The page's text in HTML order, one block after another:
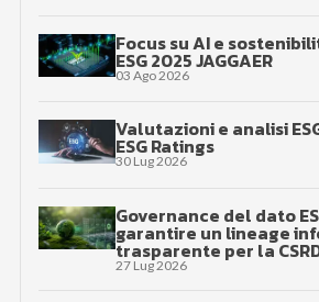
Focus su AI e
ESG 2025 JAGGAER
03 Ago 2026
Valutazioni e analisi
ESG Ratings
30 Lug 2026
Governance del dato
garantire un lineage
trasparente per la
27 Lug 2026